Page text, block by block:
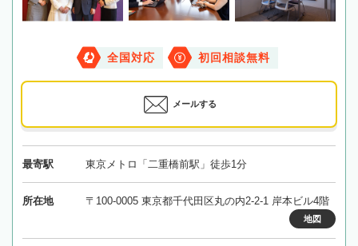
全国対応 初回相談無料
メールする
最寄駅 東京メトロ「二重橋前駅」徒歩1分
所在地 〒100-0005 東京都千代田区丸の内2-2-1 岸本ビル4階
地図